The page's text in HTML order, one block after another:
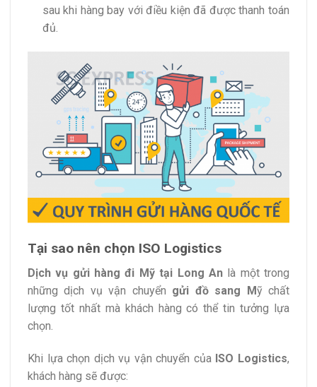
sau khi hàng bay với điều kiện đã được thanh toán
đủ.
Tại sao nên chọn ISO Logistics
Dịch vụ gửi hàng đi Mỹ tại Long Anlà một trong
những dịch vụ vận chuyển gửi đồ sang Mỹ chất
lượng tốt nhất mà khách hàng có thể tin tưởng lựa
chọn.
Khi lựa chọn dịch vụ vận chuyển củaISO Logistics,
khách hàng sẽ được: